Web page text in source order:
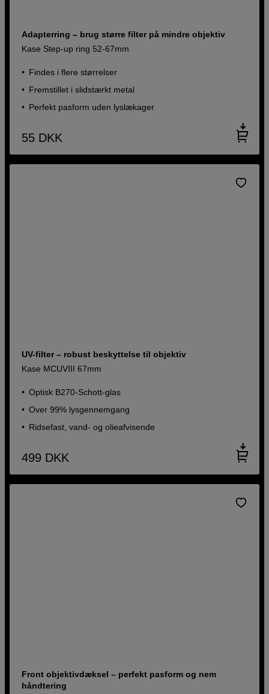
Adapterring – brug større filter på mindre objektiv
Kase Step-up ring 52-67mm
Findes i flere størrelser
Fremstillet i slidstærkt metal
Perfekt pasform uden lyslækager
55 DKK
UV-filter – robust beskyttelse til objektiv
Kase MCUVIII 67mm
Optisk B270-Schott-glas
Over 99% lysgennemgang
Ridsefast, vand- og olieafvisende
499 DKK
Front objektivdæksel – perfekt pasform og nem
håndtering